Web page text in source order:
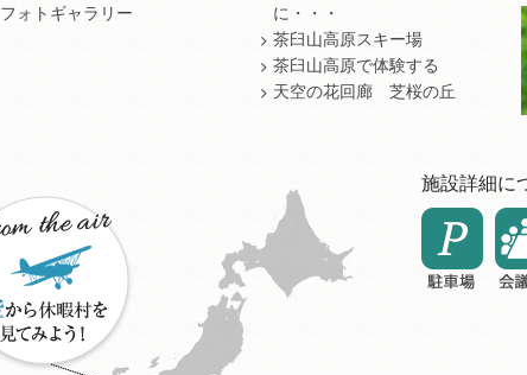
フォトギャラリー
に・・・
茶臼山高原スキー場
茶臼山高原で体験する
天空の花回廊 芝桜の丘
施設詳細に